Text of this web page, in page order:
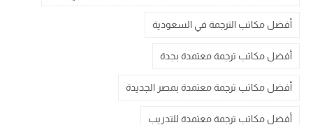
أفضل مكاتب الترجمة في السعودية
أفضل مكاتب ترجمة معتمدة بجدة
أفضل مكاتب ترجمة معتمدة بمصر الجديدة
أفضل مكاتب ترجمة معتمدة للتدريب